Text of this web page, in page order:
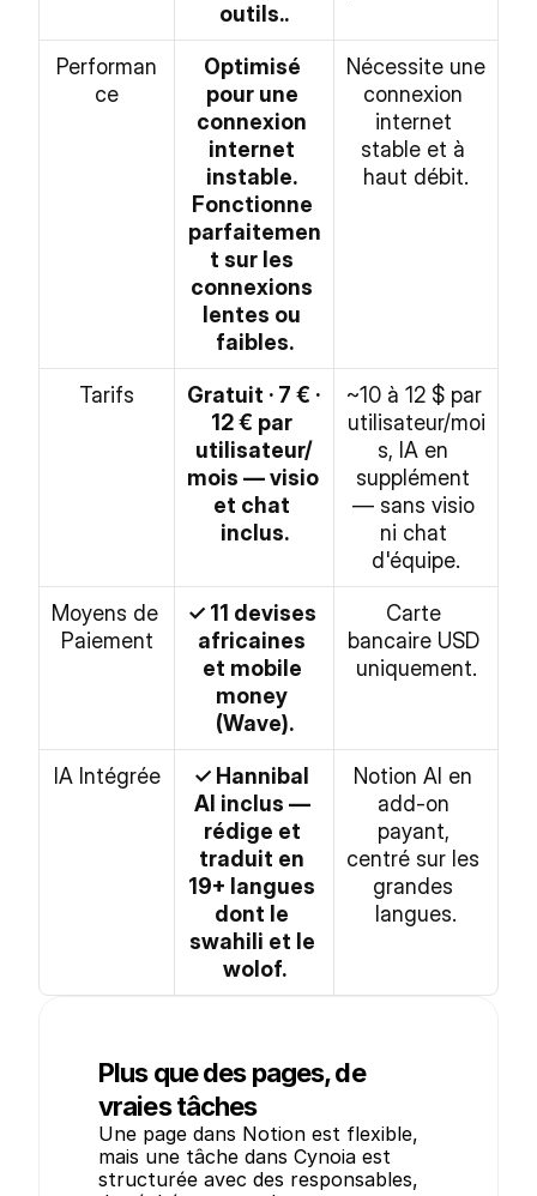
outils..
Performan
ce
Optimisé
pour une
connexion
internet
instable.
Fonctionne
parfaitemen
t sur les
connexions
lentes ou
faibles.
Nécessite une
connexion
internet
stable et à
haut débit.
Tarifs
Gratuit · 7 € ·
12 € par
utilisateur/
mois — visio
et chat
inclus.
~10 à 12 $ par
utilisateur/moi
s, IA en
supplément
— sans visio
ni chat
d'équipe.
Moyens de
Paiement
✓ 11 devises
africaines
et mobile
money
(Wave).
Carte
bancaire USD
uniquement.
IA Intégrée
✓ Hannibal
AI inclus —
rédige et
traduit en
19+ langues
dont le
swahili et le
wolof.
Notion AI en
add-on
payant,
centré sur les
grandes
langues.
Plus que des pages, de
vraies tâches
Une page dans Notion est flexible,
mais une tâche dans Cynoia est
structurée avec des responsables,